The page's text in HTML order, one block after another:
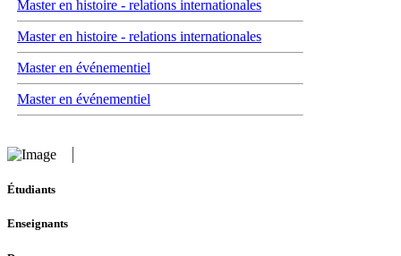
Master en histoire - relations internationales
Master en histoire - relations internationales
Master en événementiel
Master en événementiel
Étudiants
Enseignants